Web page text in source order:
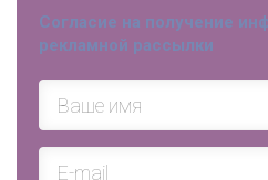
Согласие на получение
рекламной рассылки